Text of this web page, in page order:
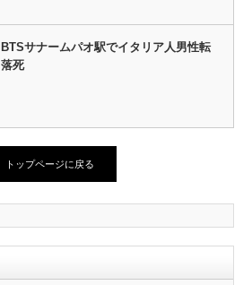
BTSサナームパオ駅でイタリア人男性転
落死
トップページに戻る